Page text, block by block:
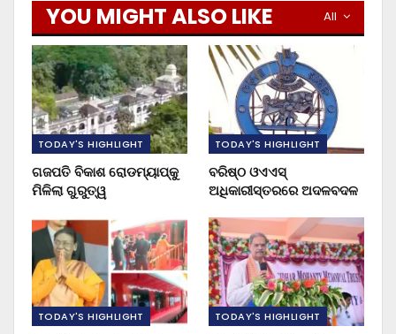
All
YOU MIGHT ALSO LIKE
TODAY'S HIGHLIGHT
ଗଜପତି ବିକାଶ ରୋଡମ୍ୟାପ୍‌କୁ
ମିଳିଲା ଗୁରୁତ୍ୱ
TODAY'S HIGHLIGHT
ବରିଷ୍ଠ ଓଏଏସ୍‌
ଅଧିକାରୀସ୍ତରରେ ଅଦଳବଦଳ
TODAY'S HIGHLIGHT TODAY'S HIGHLIGHT